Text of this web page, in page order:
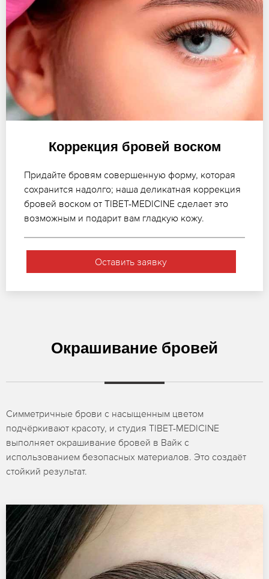
Коррекция бровей воском
Придайте бровям совершенную форму, которая
сохранится надолго; наша деликатная коррекция
бровей воском от TIBET-MEDICINE сделает это
возможным и подарит вам гладкую кожу.
Оставить заявку
Окрашивание бровей
Симметричные брови с насыщенным цветом
подчёркивают красоту, и студия TIBET-MEDICINE
выполняет окрашивание бровей в Вайк с
использованием безопасных материалов. Это создаёт
стойкий результат.